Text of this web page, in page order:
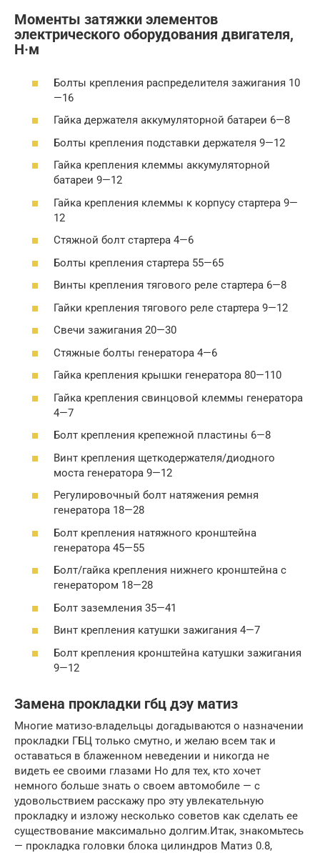
Моменты затяжки элементов
электрического оборудования двигателя,
Н·м
Болты крепления распределителя зажигания 10
—16
Гайка держателя аккумуляторной батареи 6—8
Болты крепления подставки держателя 9—12
Гайка крепления клеммы аккумуляторной
батареи 9—12
Гайка крепления клеммы к корпусу стартера 9—
12
Стяжной болт стартера 4—6
Болты крепления стартера 55—65
Винты крепления тягового реле стартера 6—8
Гайки крепления тягового реле стартера 9—12
Свечи зажигания 20—30
Стяжные болты генератора 4—6
Гайка крепления крышки генератора 80—110
Гайка крепления свинцовой клеммы генератора
4—7
Болт крепления крепежной пластины 6—8
Винт крепления щеткодержателя/диодного
моста генератора 9—12
Регулировочный болт натяжения ремня
генератора 18—28
Болт крепления натяжного кронштейна
генератора 45—55
Болт/гайка крепления нижнего кронштейна с
генератором 18—28
Болт заземления 35—41
Винт крепления катушки зажигания 4—7
Болт крепления кронштейна катушки зажигания
9—12
Замена прокладки гбц дэу матиз
Многие матизо-владельцы догадываются о назначении
прокладки ГБЦ только смутно, и желаю всем так и
оставаться в блаженном неведении и никогда не
видеть ее своими глазами Но для тех, кто хочет
немного больше знать о своем автомобиле — с
удовольствием расскажу про эту увлекательную
прокладку и изложу несколько советов как сделать ее
существование максимально долгим.Итак, знакомьтесь
— прокладка головки блока цилиндров Матиз 0.8,